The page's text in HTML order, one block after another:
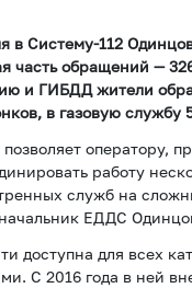
в Систему-112
часть обращений —
и ГИБДД жители
в газовую службу
оператору,
работу
служб на
ЕДДС
доступна для всех
С 2016 года в ней